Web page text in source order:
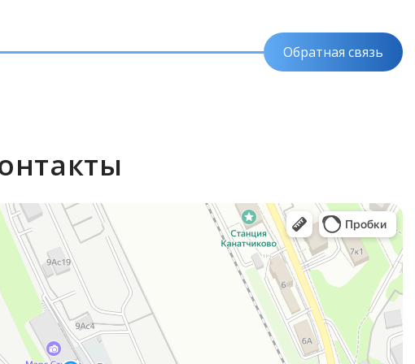
Обратная связь